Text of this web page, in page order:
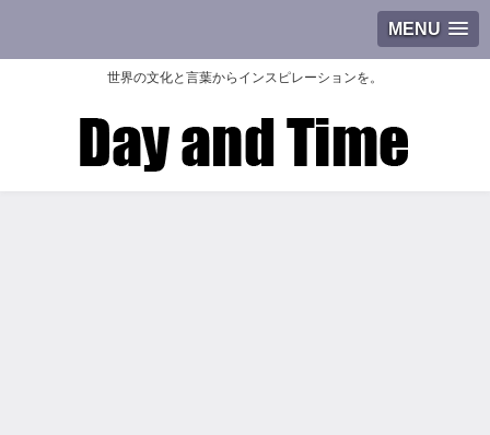
MENU
世界の文化と言葉からインスピレーションを。